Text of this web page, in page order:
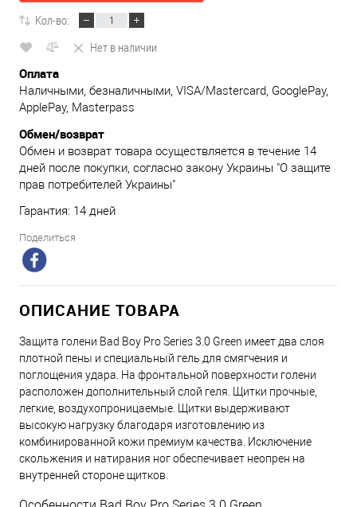
Кол-во:
Нет в наличии
Оплата
Наличными, безналичными, VISA/Mastercard, GooglePay,
ApplePay, Masterpass
Обмен/возврат
Обмен и возврат товара осуществляется в течение 14
дней после покупки, согласно закону Украины "О защите
прав потребителей Украины"
Гарантия: 14 дней
Поделиться
ОПИСАНИЕ ТОВАРА
Защита голени Bad Boy Pro Series 3.0 Green имеет два слоя
плотной пены и специальный гель для смягчения и
поглощения удара. На фронтальной поверхности голени
расположен дополнительный слой геля. Щитки прочные,
легкие, воздухопроницаемые. Щитки выдерживают
высокую нагрузку благодаря изготовлению из
комбинированной кожи премиум качества. Исключение
скольжения и натирания ног обеспечивает неопрен на
внутренней стороне щитков.